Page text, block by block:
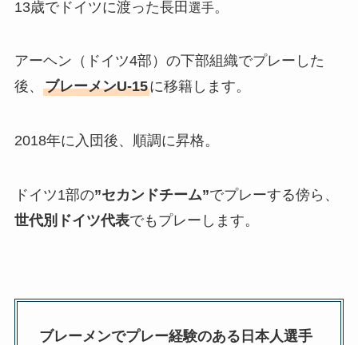
13歳でドイツに渡った長田 選手。
アーヘン（ドイツ4部）の下部組織でプレーした
後、 ブレーメンU-15に移籍します。
2018年に入団後、順調に昇格。
ドイツ1部の”セカンドチーム”でプレーする傍ら、
世代別ドイツ代表でもプレーします。
ブレーメンでプレー経験のある日本人選手